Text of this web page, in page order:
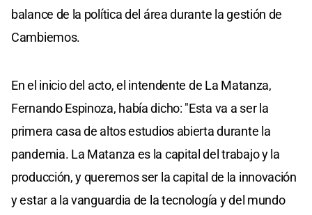
balance de la política del área durante la gestión de
Cambiemos.
En el inicio del acto, el intendente de La Matanza,
Fernando Espinoza, había dicho: "Esta va a ser la
primera casa de altos estudios abierta durante la
pandemia. La Matanza es la capital del trabajo y la
producción, y queremos ser la capital de la innovación
y estar a la vanguardia de la tecnología y del mundo